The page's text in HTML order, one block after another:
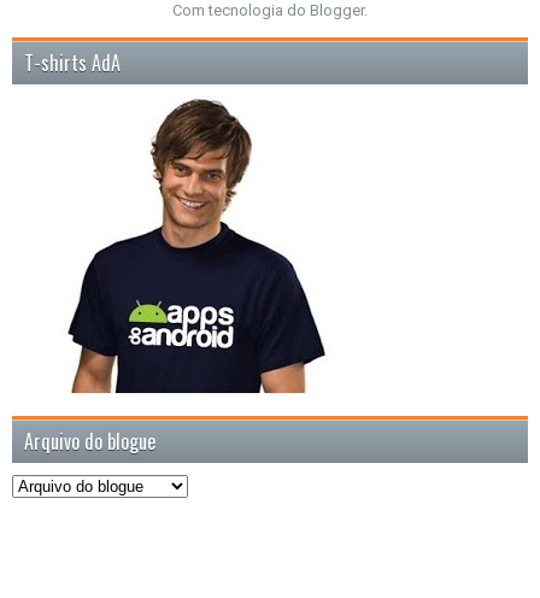
Com tecnologia do Blogger.
T-shirts AdA
Arquivo do blogue